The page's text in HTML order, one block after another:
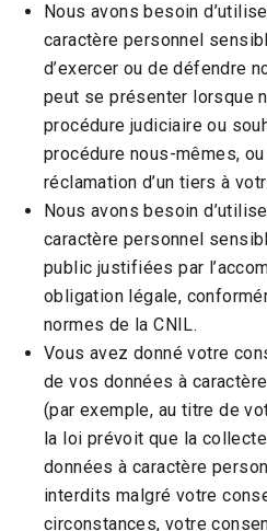
Nous avons besoin
caractère personnel
d’exercer ou de défendre
peut se présenter lorsque
procédure judiciaire ou
procédure nous-mêmes,
réclamation d’un tiers à
Nous avons besoin
caractère personnel
public justifiées par
obligation légale,
normes de la CNIL.
Vous avez donné votre
de vos données à
(par exemple, au titre de
la loi prévoit que la
données à caractère
interdits malgré votre
circonstances, votre